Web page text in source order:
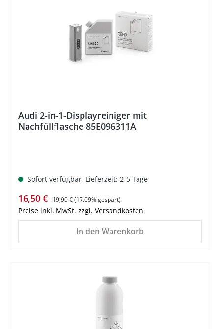
Audi 2-in-1-Displayreiniger mit
Nachfüllflasche 85E096311A
Sofort verfügbar, Lieferzeit: 2-5 Tage
Verkaufspreis:
16,50 € Regulärer Preis:
19,90 €(17.09% gespart)
Preise inkl. MwSt. zzgl. Versandkosten
In den Warenkorb